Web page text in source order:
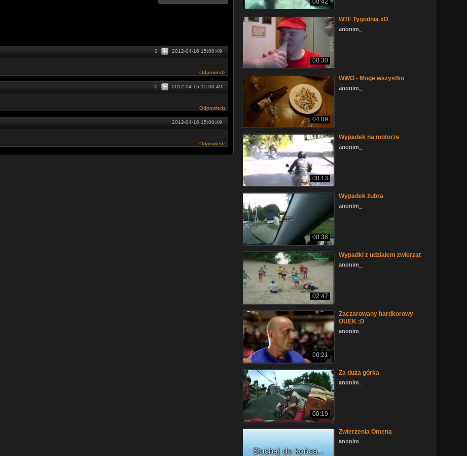
2012-04-16 15:00:49
0
Odpowiedz
2012-04-16 15:00:49
0
Odpowiedz
2012-04-16 15:00:49
Odpowiedz
00:42
00:30
WTF Tygodnia xD
anonim_
04:09
WWO - Moge wszystko
anonim_
00:13
Wypadek na motorze
anonim_
00:36
Wypadek żubra
anonim_
02:47
Wypadki z udziałem zwierząt
anonim_
00:21
Zaczarowany hardkorowy
OUEK :D
anonim_
00:19
Za duża górka
anonim_
Zwierzenia Omena
anonim_